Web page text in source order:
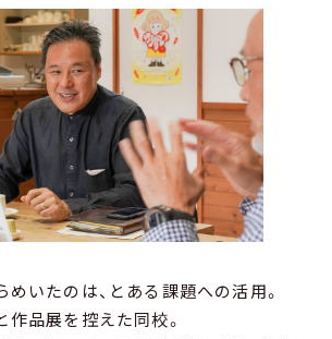
いたのは、とある課題への活用。
作品展を控えた同校。